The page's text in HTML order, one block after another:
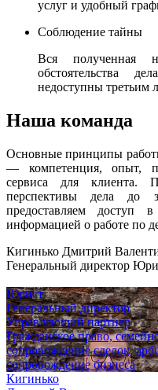
услуг и удобный
Соблюдение тайны
Вся полученная
обстоятельства
недоступны третьим
Наша команда
Основные принципы
— компетенция, опыт,
сервиса для клиента.
перспективы дела до
предоставляем
информацией о работе по
Кигинько Дмитрий
Генеральный директор
Юрист
Генеральный директор
Управляющий партнер
Гражданское право,
сопровождение сделок,
сопровождение бизнеса
Кигинько